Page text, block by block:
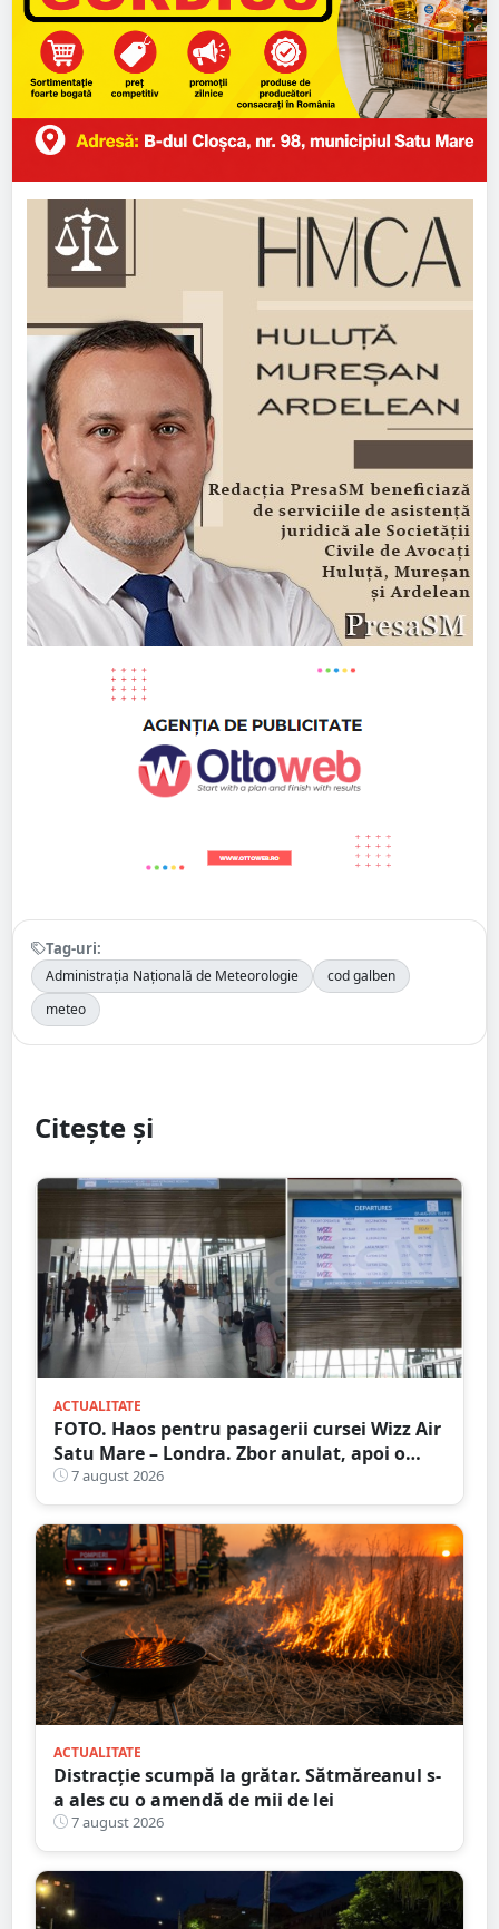
Tag-uri:
Administrația Națională de Meteorologie
cod galben
meteo
Citește și
ACTUALITATE
FOTO. Haos pentru pasagerii cursei Wizz Air
Satu Mare – Londra. Zbor anulat, apoi o
nouă întârziere. Fără explicații clare
7 august 2026
ACTUALITATE
Distracție scumpă la grătar. Sătmăreanul s-
a ales cu o amendă de mii de lei
7 august 2026